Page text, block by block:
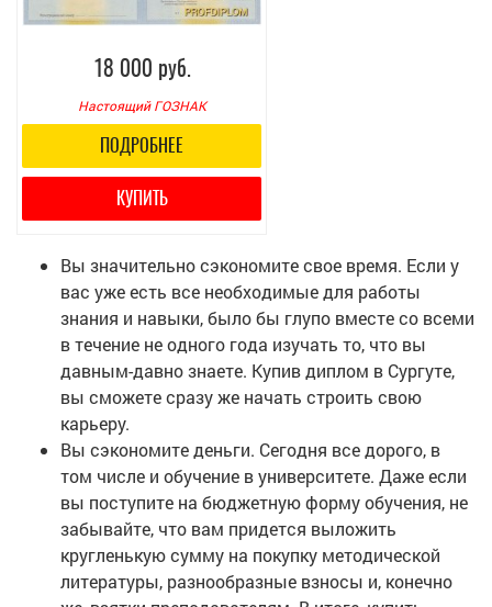
18 000 руб.
Настоящий ГОЗНАК
ПОДРОБНЕЕ
КУПИТЬ
Вы значительно сэкономите свое время. Если у
вас уже есть все необходимые для работы
знания и навыки, было бы глупо вместе со всеми
в течение не одного года изучать то, что вы
давным-давно знаете. Купив диплом в Сургуте,
вы сможете сразу же начать строить свою
карьеру.
Вы сэкономите деньги. Сегодня все дорого, в
том числе и обучение в университете. Даже если
вы поступите на бюджетную форму обучения, не
забывайте, что вам придется выложить
кругленькую сумму на покупку методической
литературы, разнообразные взносы и, конечно